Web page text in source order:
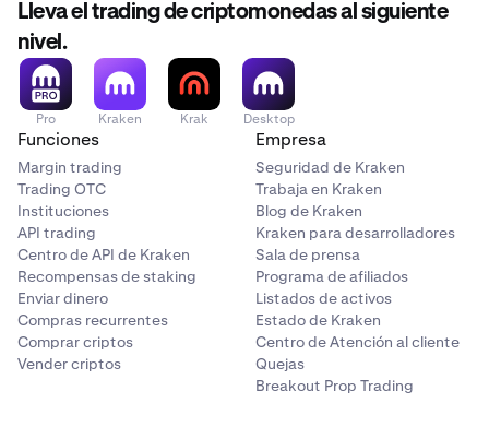
Lleva el trading de criptomonedas al siguiente
nivel.
Pro Kraken Krak Desktop
Funciones
Margin trading
Trading OTC
Instituciones
API trading
Centro de API de Kraken
Recompensas de staking
Enviar dinero
Compras recurrentes
Comprar criptos
Vender criptos
Empresa
Seguridad de Kraken
Trabaja en Kraken
Blog de Kraken
Kraken para desarrolladores
Sala de prensa
Programa de afiliados
Listados de activos
Estado de Kraken
Centro de Atención al cliente
Quejas
Breakout Prop Trading